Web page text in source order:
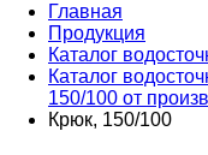
Главная
Продукция
Каталог
Каталог
150/100 от
Крюк, 150/100